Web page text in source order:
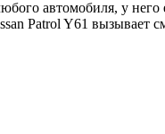
автомобиля, у него
Patrol Y61 вызывает